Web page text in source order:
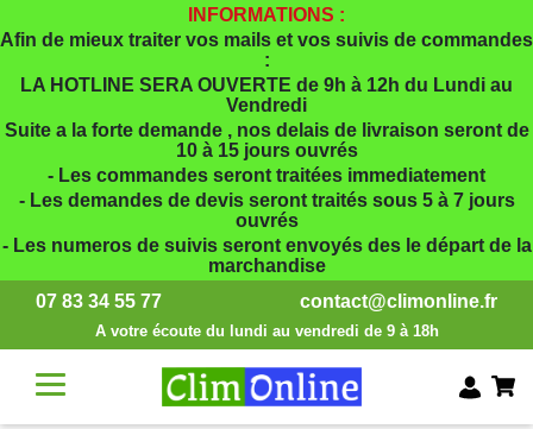
INFORMATIONS :
Afin de mieux traiter vos mails et vos suivis de commandes
:
LA HOTLINE SERA OUVERTE de 9h à 12h du Lundi au
Vendredi
Suite a la forte demande , nos delais de livraison seront de
10 à 15 jours ouvrés
- Les commandes seront traitées immediatement
- Les demandes de devis seront traités sous 5 à 7 jours
ouvrés
- Les numeros de suivis seront envoyés des le départ de la
marchandise
07 83 34 55 77
A votre écoute du lundi au vendredi de 9 à 18h
contact@climonline.fr